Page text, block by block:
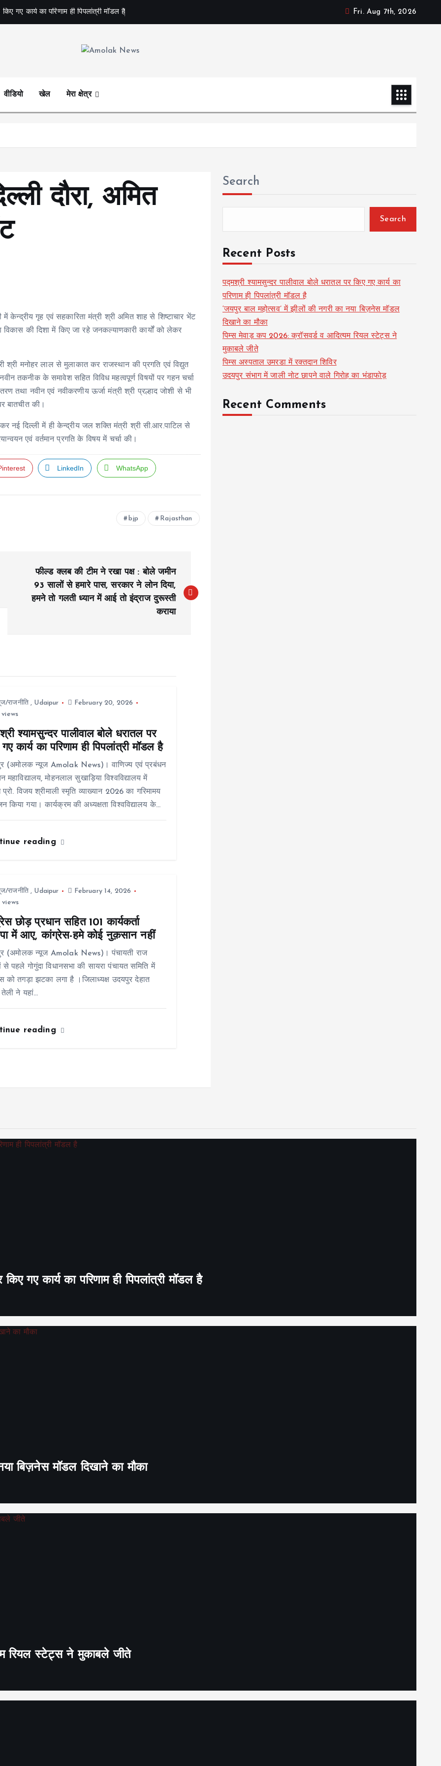
गए कार्य का परिणाम ही पिपलांत्री मॉडल है Fri. Aug 7th, 2026
वीडियो खेल मेरा क्षेत्र
दौरा, अमित
केन्द्रीय गृह एवं सहकारिता मंत्री श्री अमित शाह से शिष्टाचार भेंट
की दिशा में किए जा रहे जनकल्याणकारी कार्यों को लेकर
श्री मनोहर लाल से मुलाकात कर राजस्थान की प्रगति एवं विद्युत
तकनीक के समावेश सहित विविध महत्वपूर्ण विषयों पर गहन चर्चा
तथा नवीन एवं नवीकरणीय ऊर्जा मंत्री श्री प्रल्हाद जोशी से भी
बातचीत की।
नई दिल्ली में ही केन्द्रीय जल शक्ति मंत्री श्री सी.आर.पाटिल से
एवं वर्तमान प्रगति के विषय में चर्चा की।
LinkedIn WhatsApp
bjp Rajasthan
फील्ड क्लब की टीम ने रखा पक्ष : बोले जमीन
93 सालों से हमारे पास, सरकार ने लोन दिया,
हमने तो गलती ध्यान में आई तो इंद्राज दुरूस्ती
कराया
राजनीति, Udaipur
February 20, 2026
views
श्यामसुन्दर पालीवाल बोले धरातल पर
कार्य का परिणाम ही पिपलांत्री मॉडल है
(अमोलक न्यूज Amolak News)। वाणिज्य एवं प्रबंधन
महाविद्यालय, मोहनलाल सुखाड़िया विश्वविद्यालय में
विजय श्रीमाली स्मृति व्याख्यान 2026 का गरिमामय
किया गया। कार्यक्रम की अध्यक्षता विश्वविद्यालय के…
reading
राजनीति, Udaipur
February 14, 2026
views
छोड़ प्रधान सहित 101 कार्यकर्ता
में आए, कांग्रेस-हमे कोई नुक़सान नहीं
(अमोलक न्यूज Amolak News)। पंचायती राज
से पहले गोगुंदा विधानसभा की सायरा पंचायत समिति में
को तगड़ा झटका लगा है ।जिलाध्यक्ष उदयपुर देहात
तेली ने यहां…
reading
Search
Search
Recent Posts
पद्मश्री श्यामसुन्दर पालीवाल बोले धरातल पर किए गए कार्य का
परिणाम ही पिपलांत्री मॉडल है
‘जयपुर बाल महोत्सव’ में झीलों की नगरी का नया बिज़नेस मॉडल
दिखाने का मौका
पिम्स मेवाड़ कप 2026: क्रॉसवर्ड व आदित्यम रियल स्टेट्स ने
मुकाबले जीते
पिम्स अस्पताल उमरडा में रक्तदान शिविर
उदयपुर संभाग में जाली नोट छापने वाले गिरोह का भंडाफोड़
Recent Comments
गए कार्य का परिणाम ही पिपलांत्री मॉडल है
बिज़नेस मॉडल दिखाने का मौका
रियल स्टेट्स ने मुकाबले जीते